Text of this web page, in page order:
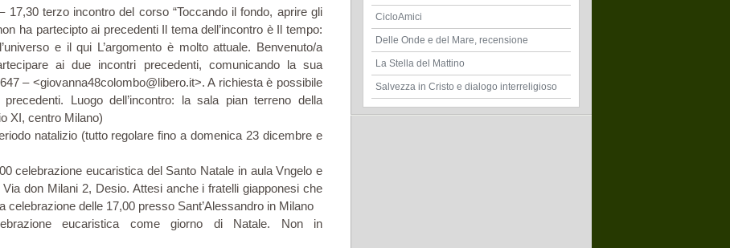
17,30 terzo incontro del corso “Toccando il fondo, aprire gli
ha partecipto ai precedenti Il tema dell’incontro è Il tempo:
e il qui L’argomento è molto attuale. Benvenuto/a
ai due incontri precedenti, comunicando la sua
– <giovanna48colombo@libero.it>. A richiesta è possibile
Luogo dell’incontro: la sala pian terreno della
XI, centro Milano)
natalizio (tutto regolare fino a domenica 23 dicembre e
celebrazione eucaristica del Santo Natale in aula Vngelo e
don Milani 2, Desio. Attesi anche i fratelli giapponesi che
celebrazione delle 17,00 presso Sant’Alessandro in Milano
eucaristica come giorno di Natale. Non in
CicloAmici
Delle Onde e del Mare, recensione
La Stella del Mattino
Salvezza in Cristo e dialogo interreligioso